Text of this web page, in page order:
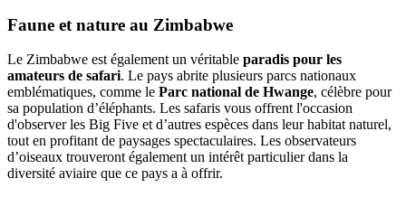
Faune et nature au Zimbabwe
Le Zimbabwe est également un véritable paradis pour les
amateurs de safari. Le pays abrite plusieurs parcs nationaux
emblématiques, comme le Parc national de Hwange, célèbre pour
sa population d’éléphants. Les safaris vous offrent l'occasion
d'observer les Big Five et d’autres espèces dans leur habitat naturel,
tout en profitant de paysages spectaculaires. Les observateurs
d’oiseaux trouveront également un intérêt particulier dans la
diversité aviaire que ce pays a à offrir.